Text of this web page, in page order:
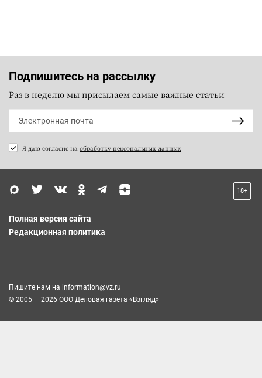
Подпишитесь на рассылку
Раз в неделю мы присылаем самые важные статьи
Я даю согласие на обработку персональных данных
18+
Полная версия сайта
Редакционная политика
Пишите нам на information@vz.ru
© 2005 — 2026 ООО Деловая газета «Взгляд»